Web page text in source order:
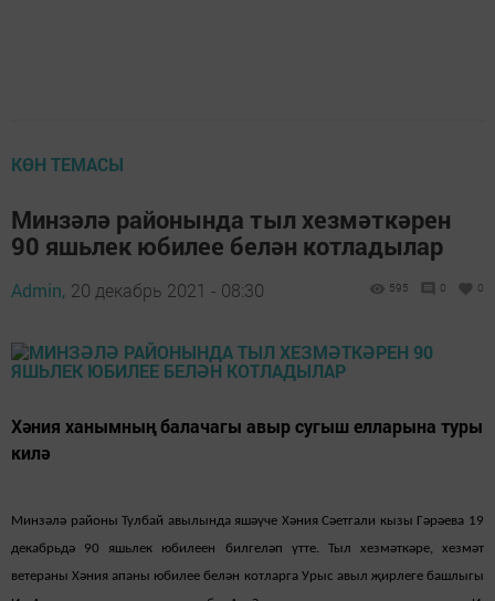
КӨН ТЕМАСЫ
Минзәлә районында тыл хезмәткәрен
90 яшьлек юбилее белән котладылар
Admin, 20 декабрь 2021 - 08:30 595 0 0
Хәния ханымның балачагы авыр сугыш елларына туры
килә
Минзәлә районы Тулбай авылында яшәүче Хәния Сәетгали кызы Гәрәева 19
декабрьдә 90 яшьлек юбилеен билгеләп үтте. Тыл хезмәткәре, хезмәт
ветераны Хәния апаны юбилее белән котларга Урыс авыл җирлеге башлыгы